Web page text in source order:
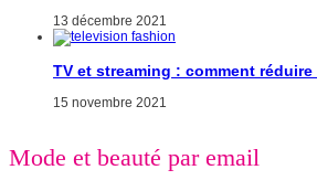
13 décembre 2021
TV et streaming : comment
15 novembre 2021
Mode et beauté par email